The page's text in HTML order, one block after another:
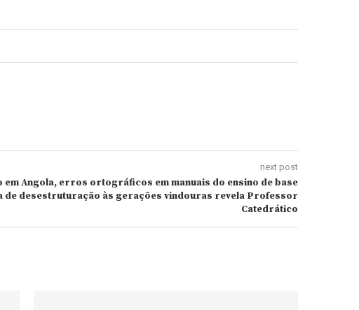
next post
em Angola, erros ortográficos em manuais do ensino de base
de desestruturação às gerações vindouras revela Professor
Catedrático